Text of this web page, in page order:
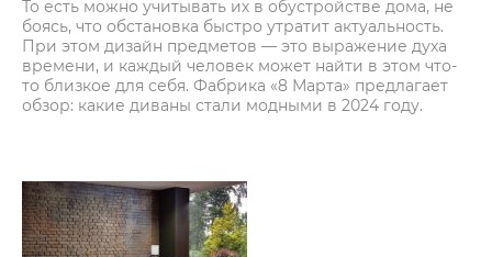
То есть можно учитывать их в обустройстве дома, не
боясь, что обстановка быстро утратит актуальность.
При этом дизайн предметов — это выражение духа
времени, и каждый человек может найти в этом что-
то близкое для себя. Фабрика «8 Марта» предлагает
обзор: какие диваны стали модными в 2024 году.